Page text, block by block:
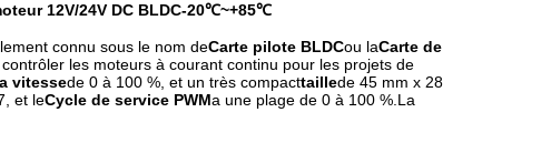
12V/24V DC BLDC-20℃~+85℃
connu sous le nom deCarte pilote BLDCou laCarte de
contrôler les moteurs à courant continu pour les projets de
vitessede 0 à 100 %, et un très compacttaillede 45 mm x 28
et leCycle de service PWMa une plage de 0 à 100 %.La